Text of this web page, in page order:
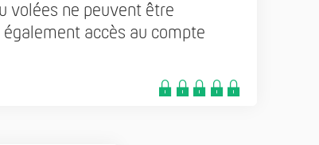
volées ne peuvent être
accès au compte